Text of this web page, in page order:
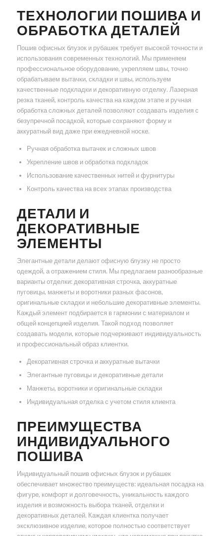
ТЕХНОЛОГИИ ПОШИВА И
ОБРАБОТКА ДЕТАЛЕЙ
Пошив офисных блузок и рубашек требует высокой точности и
использования современных технологий. Мы применяем
профессиональное оборудование, укрепляем швы, точно
обрабатываем вытачки, складки и швы, используем
качественные подкладки и декоративную отделку. Лазерная
резка тканей, контроль качества на каждом этапе и ручная
обработка сложных деталей позволяют создавать изделия с
безупречной посадкой, которые сохраняют форму и
аккуратный вид даже при ежедневной носке.
Ручная обработка вытачек и сложных швов
Укрепление швов и обработка подкладок
Использование качественных нитей и фурнитуры
Контроль качества на всех этапах производства
ДЕТАЛИ И
ДЕКОРАТИВНЫЕ
ЭЛЕМЕНТЫ
Элегантные детали делают офисную блузку не просто
одеждой, а отражением стиля. Мы предлагаем разнообразные
варианты отделки: декоративная строчка, аккуратные
пуговицы, манжеты и воротники разных фасонов,
оригинальные складки и небольшие декоративные элементы.
Каждый элемент подбирается в гармонии с материалом и
общей концепцией изделия. Такой подход позволяет
создавать модели, которые подчеркивают индивидуальность
и профессиональный образ клиентки.
Декоративная строчка и аккуратные вытачки
Элегантные пуговицы и декоративные детали
Манжеты, воротники и оригинальные складки
Индивидуальная отделка с учетом стиля клиента
ПРЕИМУЩЕСТВА
ИНДИВИДУАЛЬНОГО
ПОШИВА
Индивидуальный пошив офисных блузок и рубашек
обеспечивает множество преимуществ: идеальная посадка на
фигуре, комфорт и долговечность, уникальность каждого
изделия и возможность выбора тканей, отделки и
декоративных деталей. Каждая клиентка получает
эксклюзивное изделие, которое полностью соответствует